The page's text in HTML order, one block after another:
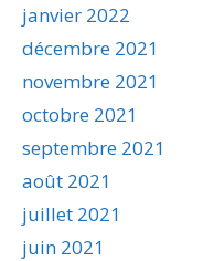
janvier 2022
décembre 2021
novembre 2021
octobre 2021
septembre 2021
août 2021
juillet 2021
juin 2021